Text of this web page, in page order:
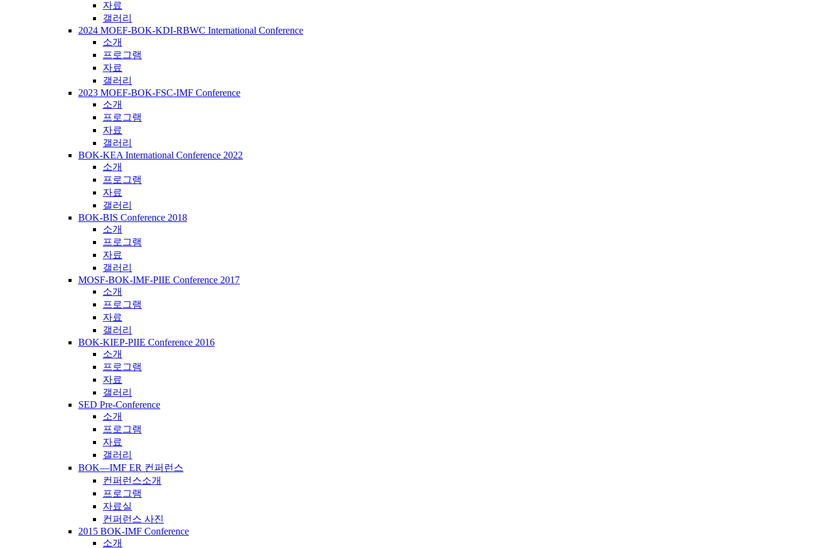
자료
갤러리
2024 MOEF-BOK-KDI-RBWC International Conference
소개
프로그램
자료
갤러리
2023 MOEF-BOK-FSC-IMF Conference
소개
프로그램
자료
갤러리
BOK-KEA International Conference 2022
소개
프로그램
자료
갤러리
BOK-BIS Conference 2018
소개
프로그램
자료
갤러리
MOSF-BOK-IMF-PIIE Conference 2017
소개
프로그램
자료
갤러리
BOK-KIEP-PIIE Conference 2016
소개
프로그램
자료
갤러리
SED Pre-Conference
소개
프로그램
자료
갤러리
BOK―IMF ER 컨퍼런스
컨퍼런스소개
프로그램
자료실
컨퍼런스 사진
2015 BOK-IMF Conference
소개